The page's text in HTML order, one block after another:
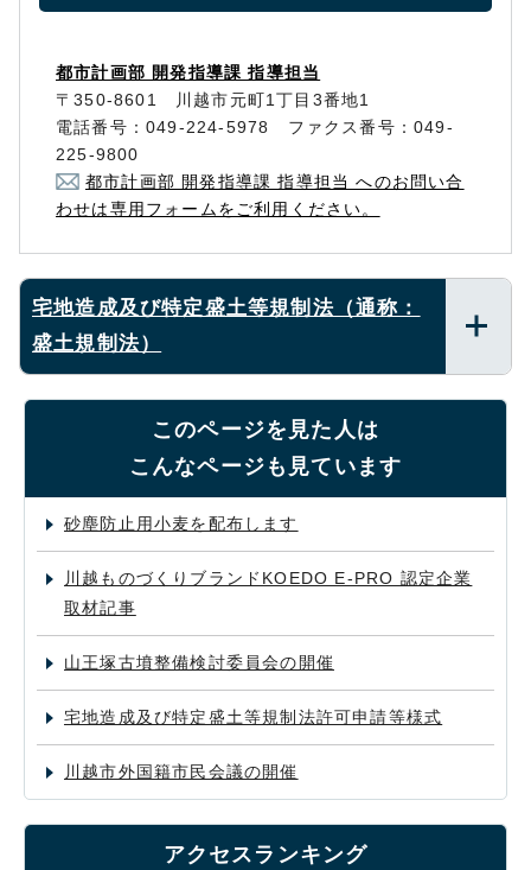
都市計画部 開発指導課 指導担当
〒350-8601 川越市元町1丁目3番地1
電話番号：049-224-5978 ファクス番号：049-
225-9800
都市計画部 開発指導課 指導担当 へのお問い合
わせは専用フォームをご利用ください。
宅地造成及び特定盛土等規制法（通称：
盛土規制法）
このページを見た人は
こんなページも見ています
砂塵防止用小麦を配布します
川越ものづくりブランドKOEDO E-PRO 認定企業
取材記事
山王塚古墳整備検討委員会の開催
宅地造成及び特定盛土等規制法許可申請等様式
川越市外国籍市民会議の開催
アクセスランキング